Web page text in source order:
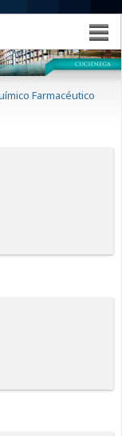
Farmacéutico